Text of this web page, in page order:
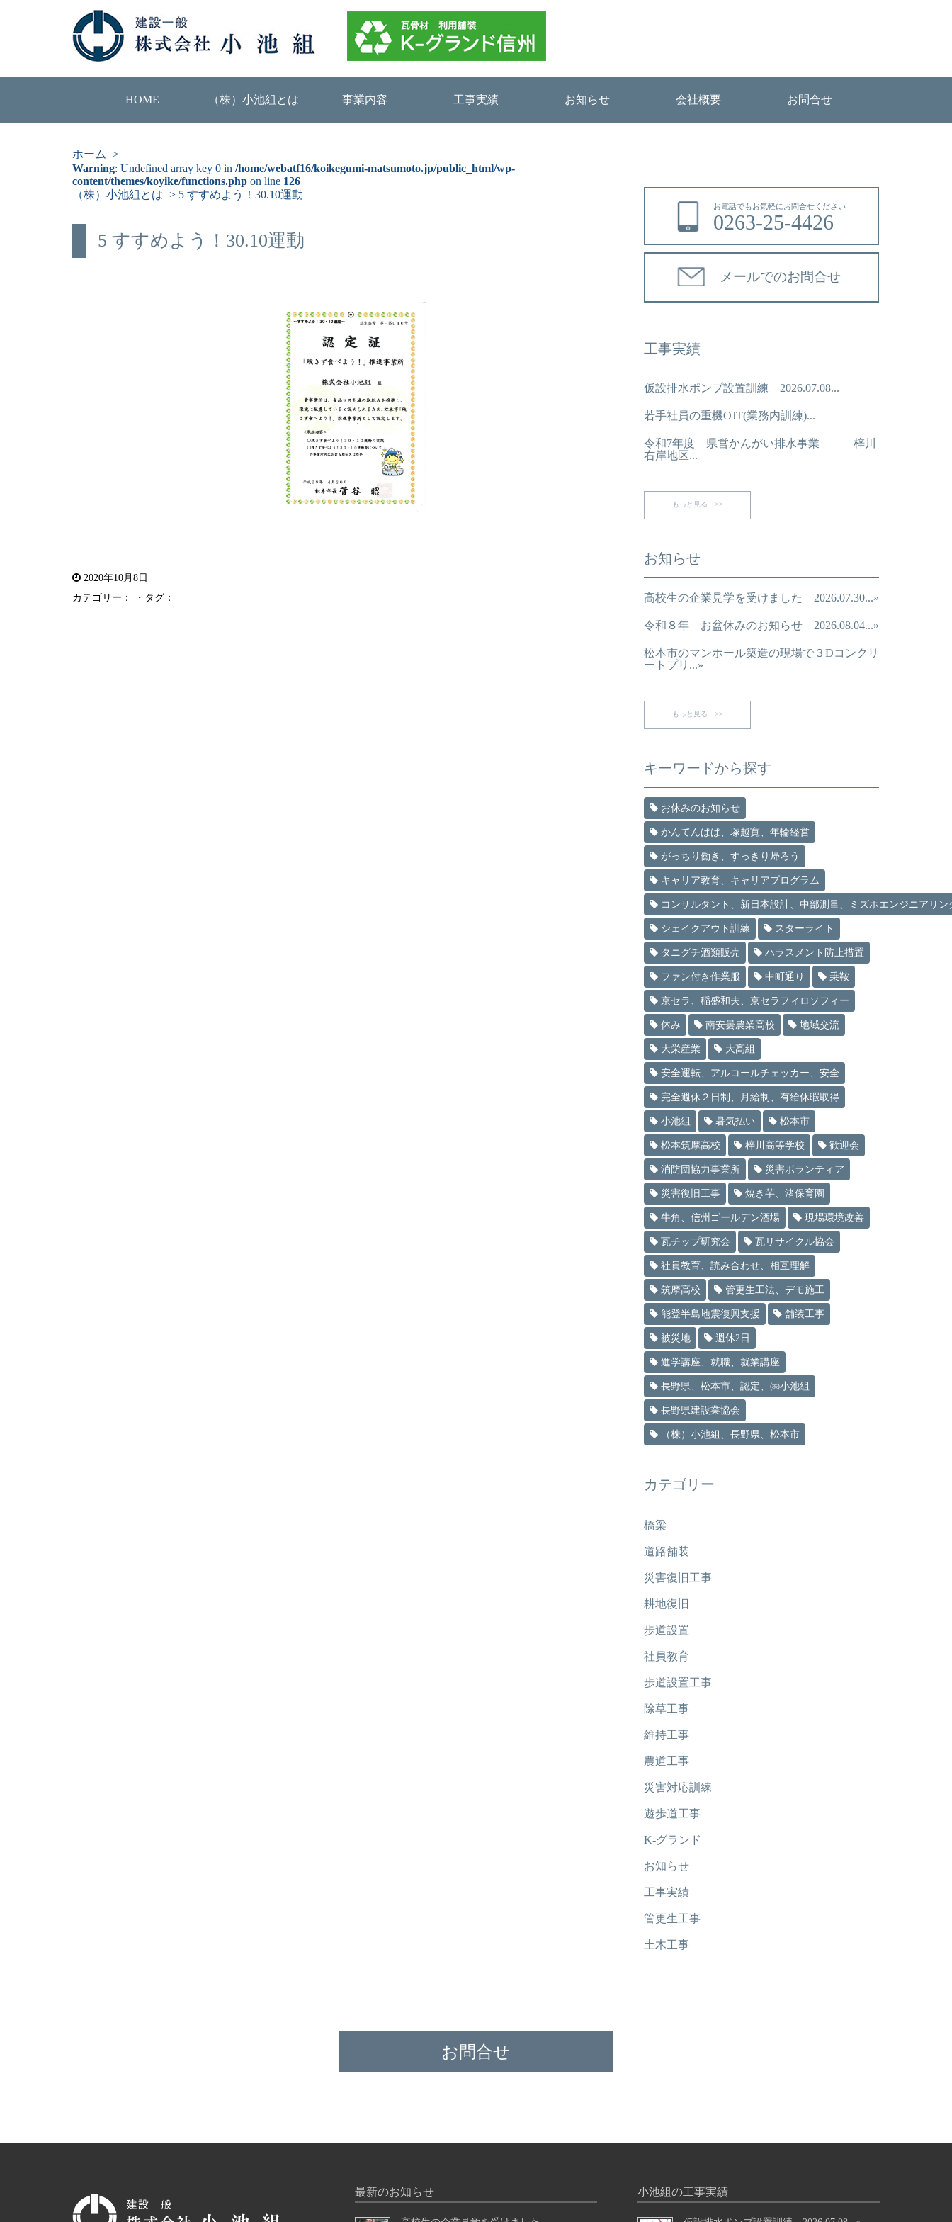
HOME （株）小池組とは 事業内容 工事実績 お知らせ 会社概要 お問合せ
ホーム
>
Warning: Undefined array key 0 in /home/webatf16/koikegumi-matsumoto.jp/public_html/wp-
content/themes/koyike/functions.php on line 126
（株）小池組とは > 5 すすめよう！30.10運動
5 すすめよう！30.10運動
2020年10月8日
カテゴリー： ・タグ：
お電話でもお気軽にお問合せください
0263-25-4426
メールでのお問合せ
工事実績
仮設排水ポンプ設置訓練 2026.07.08...
若手社員の重機OJT(業務内訓練)...
令和7年度 県営かんがい排水事業 梓川
右岸地区...
もっと見る >>
お知らせ
高校生の企業見学を受けました 2026.07.30...»
令和８年 お盆休みのお知らせ 2026.08.04...»
松本市のマンホール築造の現場で３Dコンクリ
ートプリ...»
もっと見る >>
キーワードから探す
お休みのお知らせ
かんてんぱぱ、塚越寛、年輪経営
がっちり働き、すっきり帰ろう
キャリア教育、キャリアプログラム
コンサルタント、新日本設計、中部測量、ミズホエンジニアリン
シェイクアウト訓練 スターライト
タニグチ酒類販売 ハラスメント防止措置
ファン付き作業服 中町通り 乗鞍
京セラ、稲盛和夫、京セラフィロソフィー
休み 南安曇農業高校 地域交流
大栄産業 大髙組
安全運転、アルコールチェッカー、安全
完全週休２日制、月給制、有給休暇取得
小池組 暑気払い 松本市
松本筑摩高校 梓川高等学校 歓迎会
消防団協力事業所 災害ボランティア
災害復旧工事 焼き芋、渚保育園
牛角、信州ゴールデン酒場 現場環境改善
瓦チップ研究会 瓦リサイクル協会
社員教育、読み合わせ、相互理解
筑摩高校 管更生工法、デモ施工
能登半島地震復興支援 舗装工事
被災地 週休2日
進学講座、就職、就業講座
長野県、松本市、認定、㈱小池組
長野県建設業協会
（株）小池組、長野県、松本市
カテゴリー
橋梁
道路舗装
災害復旧工事
耕地復旧
歩道設置
社員教育
歩道設置工事
除草工事
維持工事
農道工事
災害対応訓練
遊歩道工事
K-グランド
お知らせ
工事実績
管更生工事
土木工事
お問合せ
最新のお知らせ 小池組の工事実績